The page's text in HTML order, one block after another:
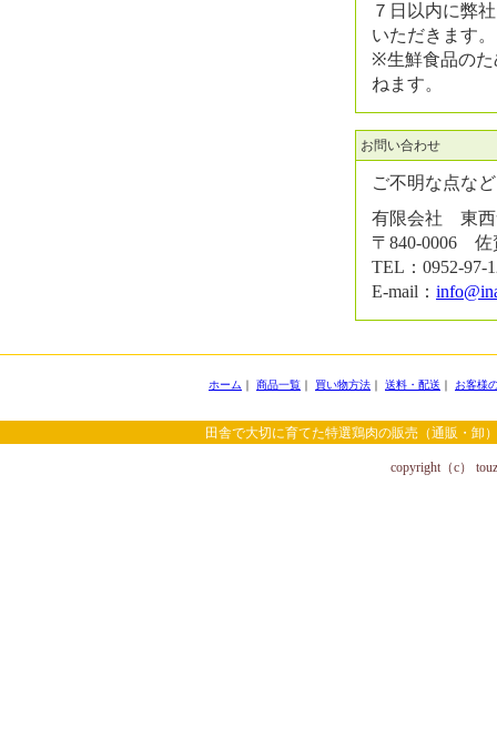
７日以内に弊
いただきます。
※生鮮食品のた
ねます。
お問い合わせ
ご不明な点な
有限会社 東西
〒840-0006 佐
TEL：0952-97-
E-mail：
ホーム ｜ 商品一覧 ｜ 買い物方法 ｜ 送料・配送 ｜ お客様
田舎で大切に育てた特選鶏肉の販売（通販・卸
copyright（c）